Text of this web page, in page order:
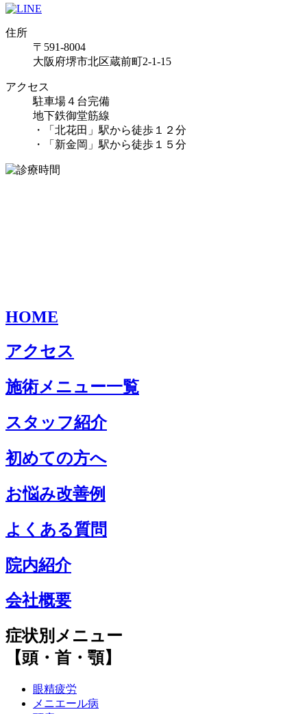
住所
〒591-8004
大阪府堺市北区蔵前町2-1-15
アクセス
駐車場４台完備
地下鉄御堂筋線
・「北花田」駅から徒歩１２分
・「新金岡」駅から徒歩１５分
HOME
アクセス
施術メニュー一覧
スタッフ紹介
初めての方へ
お悩み改善例
よくある質問
院内紹介
会社概要
症状別メニュー
【頭・首・顎】
眼精疲労
メニエール病